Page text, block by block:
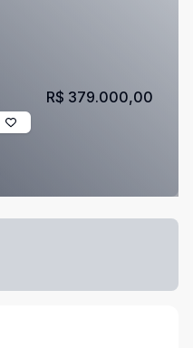
R$ 379.000,00